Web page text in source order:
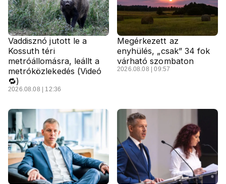
Vaddisznó jutott le a
Kossuth téri
metróállomásra, leállt a
metróközlekedés (Videó
🔁)
2026.08.08 | 12:36
Megérkezett az
enyhülés, „csak” 34 fok
várható szombaton
2026.08.08 | 09:57